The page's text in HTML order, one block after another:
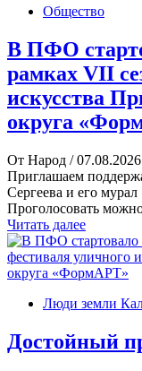
Общество
В ПФО
рамках VII
искусства
округа
От Народ / 07.08.2026
Приглашаем
Сергеева и его
Проголосовать
Читать далее
Люди земли
Достойный